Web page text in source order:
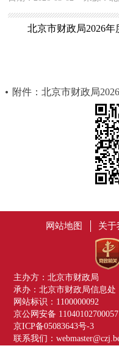
北京市财政局2026
附件：北京市财政局
网站地图 关于
主办方：北京市财政局
承办：北京市财政局信息处
网站标识：1100000092
京公网安备 11040102700057
京ICP备05083643号-3
联系我们：